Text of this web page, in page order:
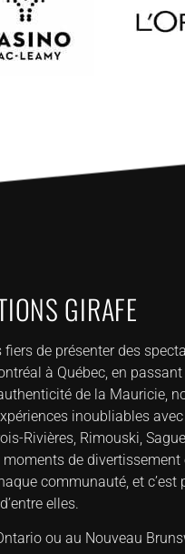
GIRAFE
de présenter des
à Québec, en
de la Mauricie,
inoubliables
Rivières, Rimouski,
de
communauté, et
elles.
ou au Nouveau